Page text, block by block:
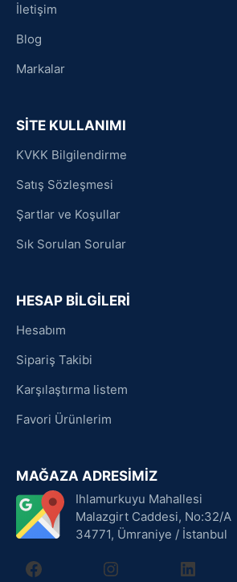
İletişim
Blog
Markalar
SİTE KULLANIMI
KVKK Bilgilendirme
Satış Sözleşmesi
Şartlar ve Koşullar
Sık Sorulan Sorular
HESAP BİLGİLERİ
Hesabım
Sipariş Takibi
Karşılaştırma listem
Favori Ürünlerim
MAĞAZA ADRESİMİZ
Ihlamurkuyu Mahallesi
Malazgirt Caddesi, No:32/A
34771, Ümraniye / İstanbul
facebookinstagramlinkedin